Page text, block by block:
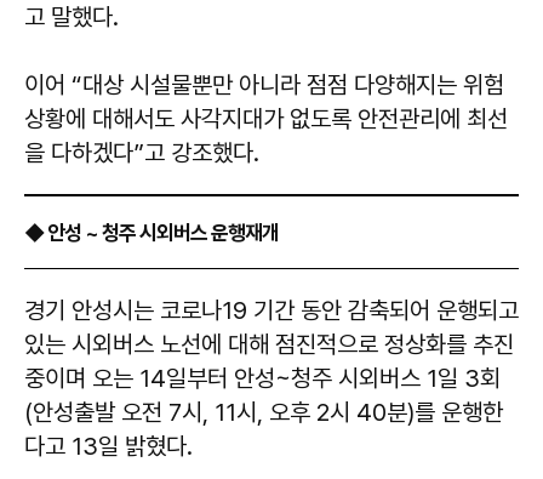
고 말했다.
이어 “대상 시설물뿐만 아니라 점점 다양해지는 위험
상황에 대해서도 사각지대가 없도록 안전관리에 최선
을 다하겠다”고 강조했다.
◆ 안성 ~ 청주 시외버스 운행재개
경기 안성시는 코로나19 기간 동안 감축되어 운행되고
있는 시외버스 노선에 대해 점진적으로 정상화를 추진
중이며 오는 14일부터 안성~청주 시외버스 1일 3회
(안성출발 오전 7시, 11시, 오후 2시 40분)를 운행한
다고 13일 밝혔다.